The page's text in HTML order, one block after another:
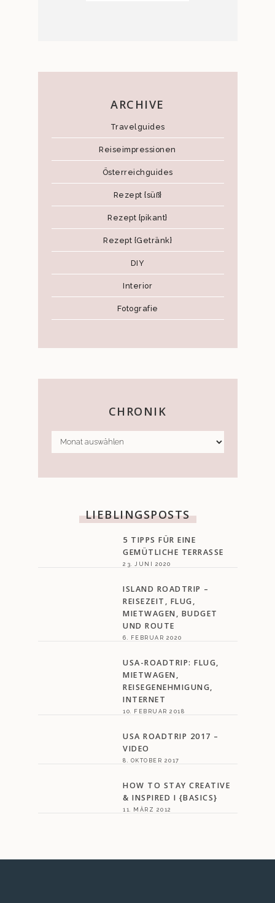
ARCHIVE
Travelguides
Reiseimpressionen
Österreichguides
Rezept {süß}
Rezept {pikant}
Rezept {Getränk}
DIY
Interior
Fotografie
CHRONIK
CHRONIK
LIEBLINGSPOSTS
5 TIPPS FÜR EINE
GEMÜTLICHE TERRASSE
23. JUNI 2020
ISLAND ROADTRIP –
REISEZEIT, FLUG,
MIETWAGEN, BUDGET
UND ROUTE
6. FEBRUAR 2020
USA-ROADTRIP: FLUG,
MIETWAGEN,
REISEGENEHMIGUNG,
INTERNET
10. FEBRUAR 2018
USA ROADTRIP 2017 –
VIDEO
8. OKTOBER 2017
HOW TO STAY CREATIVE
& INSPIRED I {BASICS}
11. MÄRZ 2012